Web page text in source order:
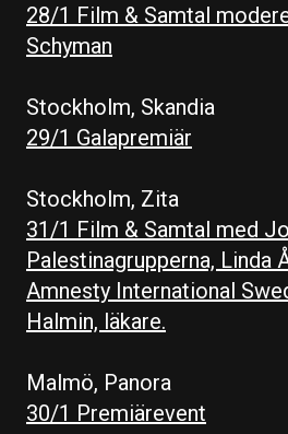
28/1 Film & Samtal
Schyman
Stockholm, Skandia
29/1 Galapremiär
Stockholm, Zita
31/1 Film & Samtal med
Palestinagrupperna, Linda
Amnesty International
Halmin, läkare.
Malmö, Panora
30/1 Premiärevent